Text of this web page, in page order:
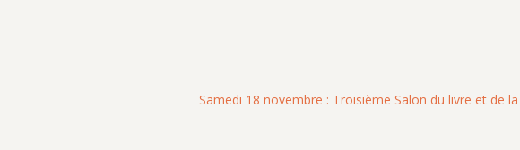
Samedi 18 novembre : Troisième Salon du livre et de